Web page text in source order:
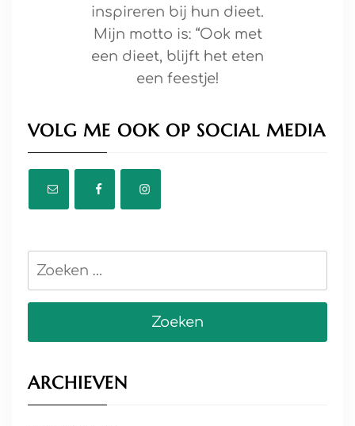
inspireren bij hun dieet.
Mijn motto is: “Ook met
een dieet, blijft het eten
een feestje!
VOLG ME OOK OP SOCIAL MEDIA
Zoeken
ARCHIEVEN